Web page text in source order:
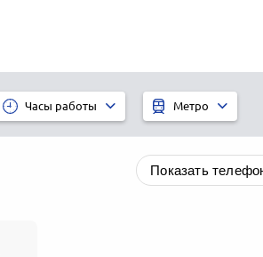
Часы работы Метро
Показать